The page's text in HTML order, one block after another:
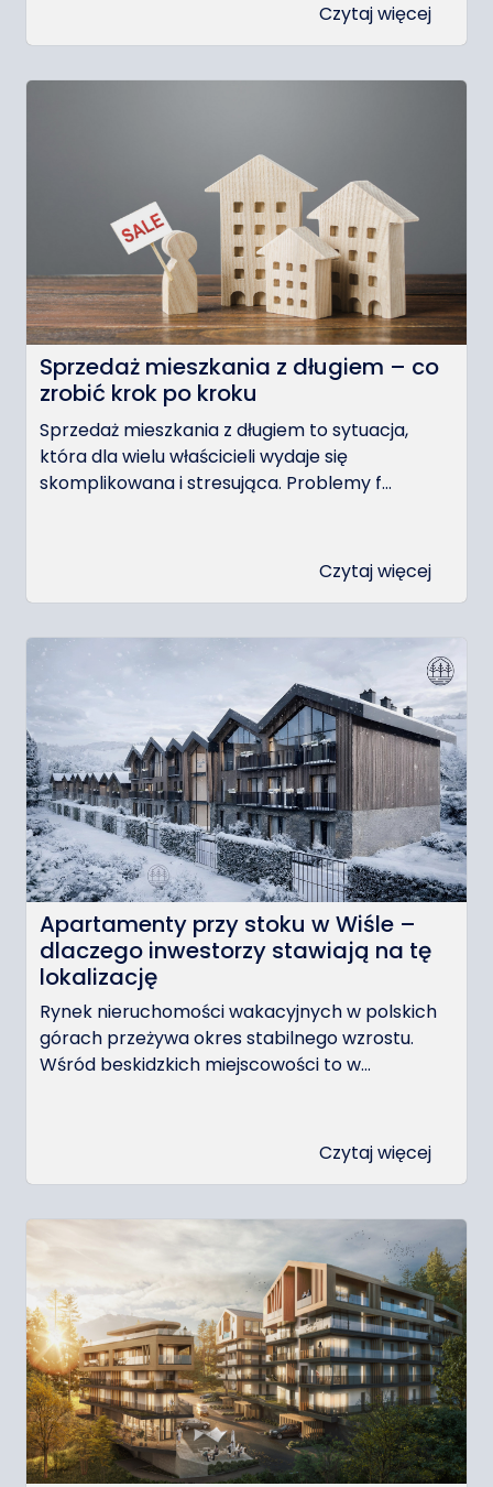
Czytaj więcej
Sprzedaż mieszkania z długiem – co
zrobić krok po kroku
Sprzedaż mieszkania z długiem to sytuacja,
która dla wielu właścicieli wydaje się
skomplikowana i stresująca. Problemy f...
Czytaj więcej
Apartamenty przy stoku w Wiśle –
dlaczego inwestorzy stawiają na tę
lokalizację
Rynek nieruchomości wakacyjnych w polskich
górach przeżywa okres stabilnego wzrostu.
Wśród beskidzkich miejscowości to w...
Czytaj więcej